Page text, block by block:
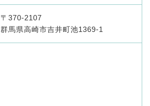
〒370-2107
群馬県高崎市吉井町池1369-1